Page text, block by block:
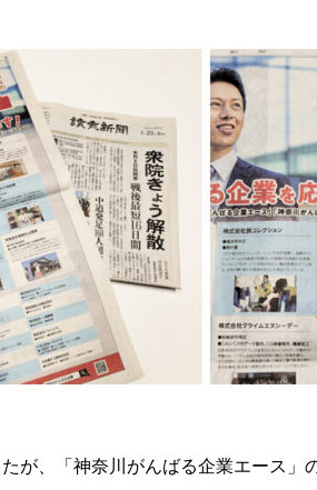
が、「神奈川がんばる企業エース」